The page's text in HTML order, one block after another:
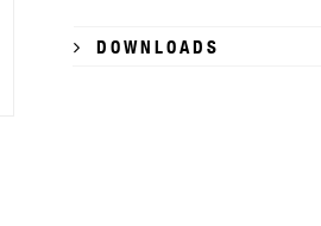
DOWNLOADS